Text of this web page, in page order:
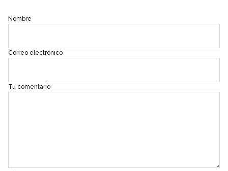
Nombre
Correo electrónico
Tu comentario